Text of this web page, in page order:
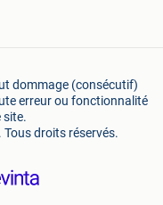
dommage (consécutif)
erreur ou fonctionnalité
site.
droits réservés.